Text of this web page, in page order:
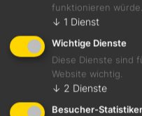
alkoholfrei
Von Wiesen
Perlend
Hessische Bergstraße
0,0 %
funktionieren würde.
↓ 1 Dienst
Wichtige Dienste
Diese Dienste sind
Website wichtig.
↓ 2 Dienste
Besucher-